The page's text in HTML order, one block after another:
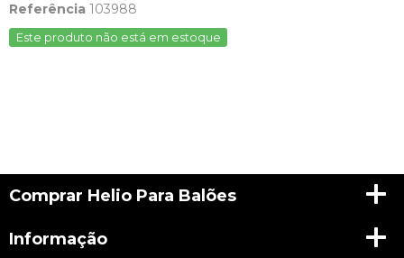
Referência 103988
Este produto não está em estoque
Comprar Helio Para Balões
Informação